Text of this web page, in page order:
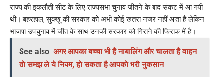
राज्य की इकलौती सीट के लिए राज्यसभा चुनाव जीतने के बाद संकट में आ गयी
थी। बहरहाल, सुक्खू की सरकार को अभी कोई खतरा नजर नहीं आता है लेकिन
भाजपा उपचुनाव में जीत के साथ उनकी सरकार को गिराने की फिराक में है।
See also अगर आपका बच्चा भी है नाबालिंग और चालता है वाहन
तो समझ ले ये नियम, हो सकता है आपको भरी नुकसान